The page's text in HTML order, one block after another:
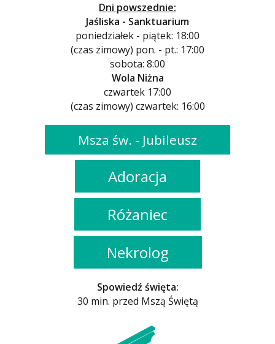
Dni powszednie:
Jaśliska - Sanktuarium
poniedziałek - piątek: 18:00
(czas zimowy) pon. - pt.: 17:00
sobota: 8:00
Wola Niżna
czwartek 17:00
(czas zimowy) czwartek: 16:00
Msza św. - Jubileusz
Adoracja
Różaniec
Nekrolog
Spowiedź święta:
30 min. przed Mszą Świętą